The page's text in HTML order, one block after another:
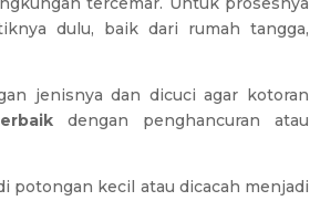
dulu, baik dari rumah tangga,
jenisnya dan dicuci agar kotoran
dengan penghancuran atau
potongan kecil atau dicacah menjadi